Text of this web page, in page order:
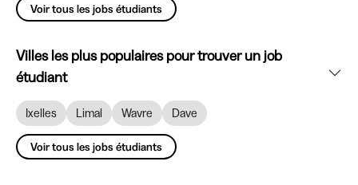
Voir tous les jobs étudiants
Villes les plus populaires pour trouver un job
étudiant
Ixelles Limal Wavre Dave
Voir tous les jobs étudiants